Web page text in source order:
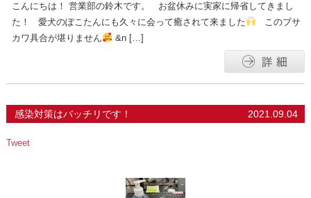
こんにちは！ 営業部の鈴木です。 お盆休みに実家に帰省してきまし
た！ 愛犬のぽこたんにも久々に会って癒されて来ました
このブサ
カワ具合が堪りません
&n […]
感染対策はバッチリです！ 2021.09.04
Tweet